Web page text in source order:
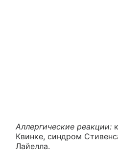
Аллергические реакции:
Квинке, синдром
Лайелла.